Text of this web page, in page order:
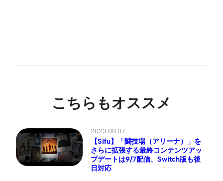
こちらもオススメ
2023.08.07
【Sifu】「闘技場（アリーナ）」を
さらに拡張する最終コンテンツアッ
プデートは9/7配信、Switch版も後
日対応